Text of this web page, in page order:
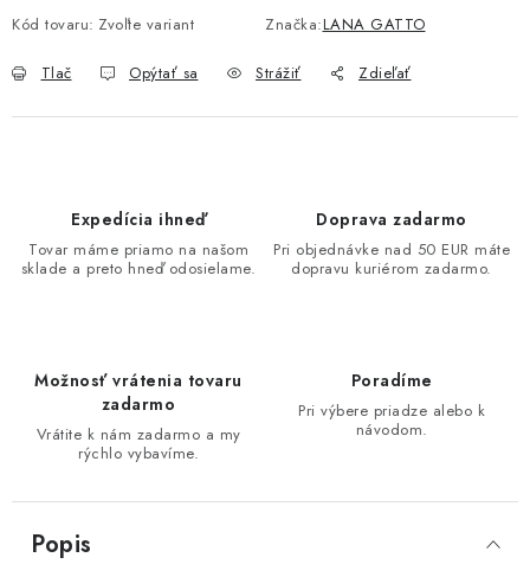
Kód tovaru: Zvoľte variant Značka:LANA GATTO
Tlač Opýtať sa Strážiť Zdieľať
Expedícia ihneď
Tovar máme priamo na našom
sklade a preto hneď odosielame.
Doprava zadarmo
Pri objednávke nad 50 EUR máte
dopravu kuriérom zadarmo.
Možnosť vrátenia tovaru
zadarmo
Vrátite k nám zadarmo a my
rýchlo vybavíme.
Poradíme
Pri výbere priadze alebo k
návodom.
Popis